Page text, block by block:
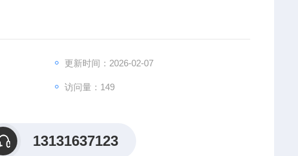
更新时间：2026-02-07
访问量：149
13131637123